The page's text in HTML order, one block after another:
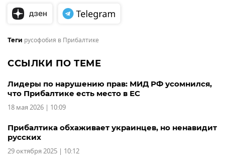
Теги русофобия в Прибалтике
ССЫЛКИ ПО ТЕМЕ
Лидеры по нарушению прав: МИД РФ усомнился,
что Прибалтике есть место в ЕС
18 мая 2026 | 10:09
Прибалтика обхаживает украинцев, но ненавидит
русских
29 октября 2025 | 10:12